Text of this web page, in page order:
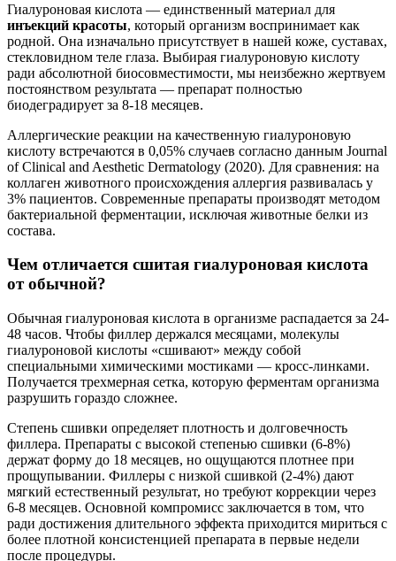
Гиалуроновая кислота — единственный материал для
инъекций красоты, который организм воспринимает как
родной. Она изначально присутствует в нашей коже, суставах,
стекловидном теле глаза. Выбирая гиалуроновую кислоту
ради абсолютной биосовместимости, мы неизбежно жертвуем
постоянством результата — препарат полностью
биодеградирует за 8-18 месяцев.
Аллергические реакции на качественную гиалуроновую
кислоту встречаются в 0,05% случаев согласно данным Journal
of Clinical and Aesthetic Dermatology (2020). Для сравнения: на
коллаген животного происхождения аллергия развивалась у
3% пациентов. Современные препараты производят методом
бактериальной ферментации, исключая животные белки из
состава.
Чем отличается сшитая гиалуроновая кислота
от обычной?
Обычная гиалуроновая кислота в организме распадается за 24-
48 часов. Чтобы филлер держался месяцами, молекулы
гиалуроновой кислоты «сшивают» между собой
специальными химическими мостиками — кросс-линками.
Получается трехмерная сетка, которую ферментам организма
разрушить гораздо сложнее.
Степень сшивки определяет плотность и долговечность
филлера. Препараты с высокой степенью сшивки (6-8%)
держат форму до 18 месяцев, но ощущаются плотнее при
прощупывании. Филлеры с низкой сшивкой (2-4%) дают
мягкий естественный результат, но требуют коррекции через
6-8 месяцев. Основной компромисс заключается в том, что
ради достижения длительного эффекта приходится мириться с
более плотной консистенцией препарата в первые недели
после процедуры.